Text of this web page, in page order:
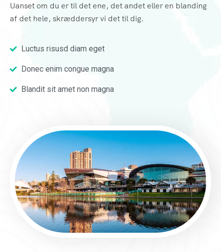
Uanset om du er til det ene, det andet eller en blanding
af det hele, skræddersyr vi det til dig.
Luctus risusd diam eget
Donec enim congue magna
Blandit sit amet non magna